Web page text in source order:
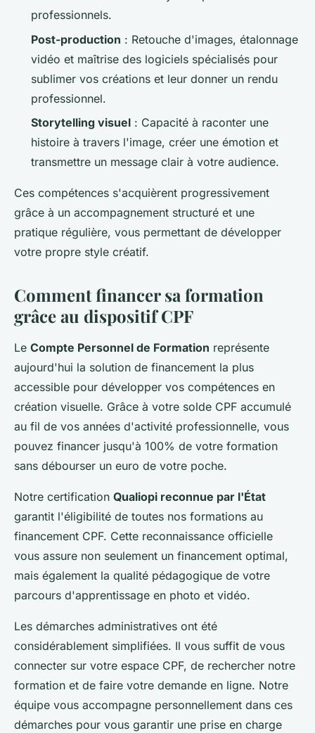
professionnels.
Post-production : Retouche d'images, étalonnage
vidéo et maîtrise des logiciels spécialisés pour
sublimer vos créations et leur donner un rendu
professionnel.
Storytelling visuel : Capacité à raconter une
histoire à travers l'image, créer une émotion et
transmettre un message clair à votre audience.
Ces compétences s'acquièrent progressivement
grâce à un accompagnement structuré et une
pratique régulière, vous permettant de développer
votre propre style créatif.
Comment financer sa formation
grâce au dispositif CPF
Le Compte Personnel de Formation représente
aujourd'hui la solution de financement la plus
accessible pour développer vos compétences en
création visuelle. Grâce à votre solde CPF accumulé
au fil de vos années d'activité professionnelle, vous
pouvez financer jusqu'à 100% de votre formation
sans débourser un euro de votre poche.
Notre certification Qualiopi reconnue par l'État
garantit l'éligibilité de toutes nos formations au
financement CPF. Cette reconnaissance officielle
vous assure non seulement un financement optimal,
mais également la qualité pédagogique de votre
parcours d'apprentissage en photo et vidéo.
Les démarches administratives ont été
considérablement simplifiées. Il vous suffit de vous
connecter sur votre espace CPF, de rechercher notre
formation et de faire votre demande en ligne. Notre
équipe vous accompagne personnellement dans ces
démarches pour vous garantir une prise en charge